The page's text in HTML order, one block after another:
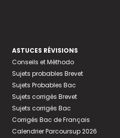
ASTUCES RÉVISIONS
Conseils et Méthodo
Sujets probables Brevet
Sujets Probables Bac
Sujets corrigés Brevet
Sujets corrigés Bac
Corrigés Bac de Français
Calendrier Parcoursup 2026